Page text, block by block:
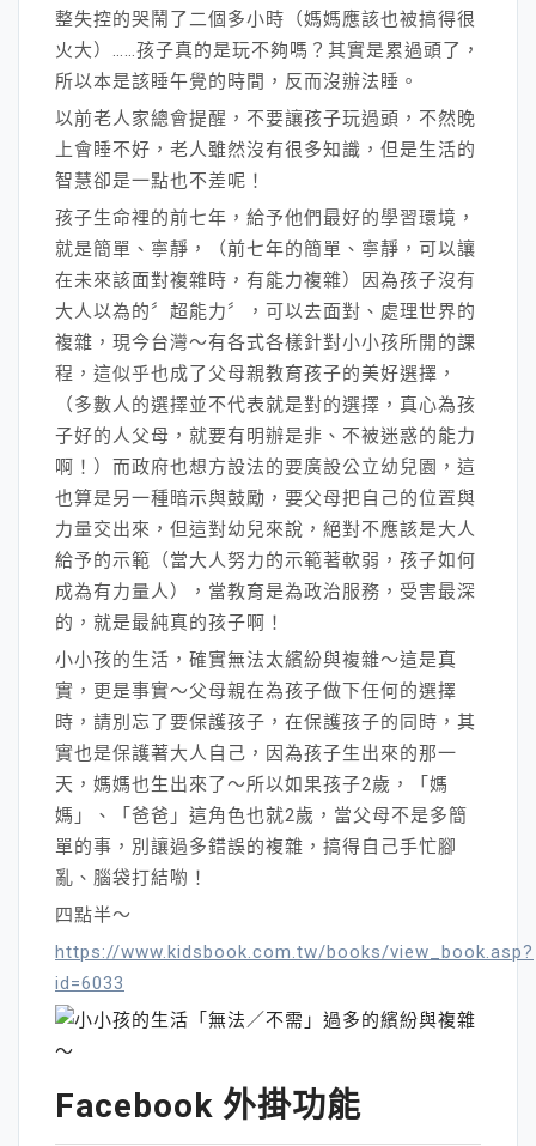
整失控的哭鬧了二個多小時（媽媽應該也被搞得很
火大）……孩子真的是玩不夠嗎？其實是累過頭了，
所以本是該睡午覺的時間，反而沒辦法睡。
以前老人家總會提醒，不要讓孩子玩過頭，不然晚
上會睡不好，老人雖然沒有很多知識，但是生活的
智慧卻是一點也不差呢！
孩子生命裡的前七年，給予他們最好的學習環境，
就是簡單、寧靜，（前七年的簡單、寧靜，可以讓
在未來該面對複雜時，有能力複雜）因為孩子沒有
大人以為的〞超能力〞，可以去面對、處理世界的
複雜，現今台灣～有各式各樣針對小小孩所開的課
程，這似乎也成了父母親教育孩子的美好選擇，
（多數人的選擇並不代表就是對的選擇，真心為孩
子好的人父母，就要有明辦是非、不被迷惑的能力
啊！）而政府也想方設法的要廣設公立幼兒園，這
也算是另一種暗示與鼓勵，要父母把自己的位置與
力量交出來，但這對幼兒來說，絕對不應該是大人
給予的示範（當大人努力的示範著軟弱，孩子如何
成為有力量人），當教育是為政治服務，受害最深
的，就是最純真的孩子啊！
小小孩的生活，確實無法太繽紛與複雜～這是真
實，更是事實～父母親在為孩子做下任何的選擇
時，請別忘了要保護孩子，在保護孩子的同時，其
實也是保護著大人自己，因為孩子生出來的那一
天，媽媽也生出來了～所以如果孩子2歲，「媽
媽」、「爸爸」這角色也就2歲，當父母不是多簡
單的事，別讓過多錯誤的複雜，搞得自己手忙腳
亂、腦袋打結喲！
四點半～
https://www.kidsbook.com.tw/books/view_book.asp?
id=6033
Facebook 外掛功能